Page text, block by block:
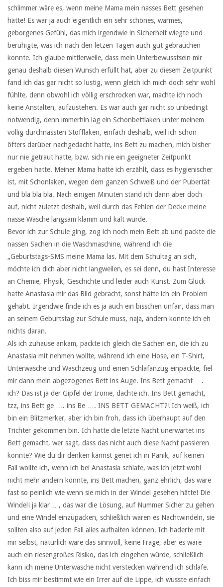
schlimmer wäre es, wenn meine Mama mein nasses Bett gesehen
hätte! Es war ja auch eigentlich ein sehr schönes, warmes,
geborgenes Gefühl, das mich irgendwie in Sicherheit wiegte und
beruhigte, was ich nach den letzen Tagen auch gut gebrauchen
konnte. Ich glaube mittlerweile, dass mein Unterbewusstsein mir
genau deshalb diesen Wunsch erfüllt hat, aber zu diesem Zeitpunkt
fand ich das gar nicht so lustig, wenn gleich ich mich doch sehr wohl
fühlte, denn obwohl ich völlig erschrocken war, machte ich noch
keine Anstalten, aufzustehen. Es war auch gar nicht so unbedingt
notwendig, denn immerhin lag ein Schonbettlaken unter meinem
völlig durchnässten Stofflaken, einfach deshalb, weil ich schon
öfters darüber nachgedacht hatte, ins Bett zu machen, mich bisher
nur nie getraut hatte, bzw. sich nie ein geeigneter Zeitpunkt
ergeben hatte. Meiner Mama hatte ich erzählt, dass es hygienischer
ist, mit Schonlaken, wegen dem ganzen Schweiß und der Pubertät
und bla bla bla. Nach einigen Minuten stand ich dann aber doch
auf, nicht zuletzt deshalb, weil durch das Fehlen der Decke meine
nasse Wäsche langsam klamm und kalt wurde.
Bevor ich zur Schule ging, zog ich noch mein Bett ab und packte die
nassen Sachen in die Waschmaschine, während ich die
„Geburtstags-SMS meine Mama las. Mit dem Schultag an sich,
möchte ich dich aber nicht langweilen, es sei denn, du hast Interesse
an Chemie, Physik, Geschichte und leider auch Kunst. Zum Glück
hatte Anastasia mir das Bild gebracht, sonst hätte ich ein Problem
gehabt. Irgendwie finde ich es ja auch ein bisschen unfair, dass man
an seinem Geburtstag zur Schule muss, naja, ändern konnte ich eh
nichts daran.
Als ich zuhause ankam, packte ich gleich die Sachen ein, die ich zu
Anastasia mit nehmen wollte, während ich eine Hose, ein T-Shirt,
Unterwäsche und Waschzeug und einen Schlafanzug einpackte, fiel
mir dann mein abgezogenes Bett ins Auge. Ins Bett gemacht ….
ich? Das ist ja der Gipfel der Ironie, dachte ich. Ins Bett gemacht,
tzz, ins Bett ge …. ins Be …. INS BETT GEMACHT?! Ich weiß, ich
bin ein Blitzmerker, aber ich bin froh, dass ich überhaupt auf den
Trichter gekommen bin. Ich hatte die letzte Nacht unerwartet ins
Bett gemacht, wer sagt, dass das nicht auch diese Nacht passieren
könnte? Wie du dir denken kannst geriet ich in Panik, auf keinen
Fall wollte ich, wenn ich bei Anastasia schlafe, was ich jetzt wohl
nicht mehr ändern könnte, ins Bett machen, ganz ehrlich, das wäre
fast so peinlich wie wenn sie mich in der Windel gesehen hätte! Die
Windel! ja klar… , das war die Lösung, auf Nummer Sicher zu gehen
und eine Windel einzupacken, schließlich waren es Nachtwindeln, sie
sollten also auf jeden Fall alles aufhalten können. Ich haderte mit
mir selbst, natürlich wäre das sinnvoll, keine Frage, aber es wäre
auch ein riesengroßes Risiko, das ich eingehen würde, schließlich
kann ich meine Unterwäsche nicht verstecken während ich schlafe.
Ich biss mir bestimmt wie ein Irrer auf die Lippe, ich wusste einfach